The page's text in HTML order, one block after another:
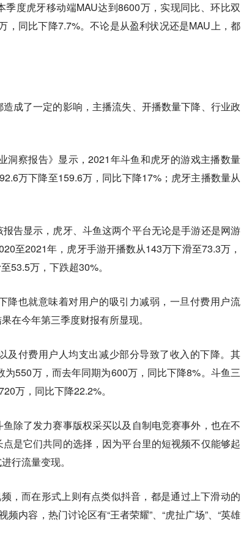
度虎牙移动端MAU达到8600万，实现同比、环比双
，同比下降7.7%。不论是从盈利状况还是MAU上，都
成了一定的影响，主播流失、开播数量下降、行业政
洞察报告》显示，2021年斗鱼和虎牙的游戏主播数量
万下降至159.6万，同比下降17%；虎牙主播数量从
告显示，虎牙、斗鱼这两个平台无论是手游还是网游
至2021年，虎牙手游开播数从143万下滑至73.3万，
53.5万，下跌超30%。
降也就意味着对用户的吸引力减弱，一旦付费用户流
在今年第三季度财报有所显现。
及付费用户人均支出减少部分导致了收入的下降。其
550万，而去年同期为600万，同比下降8%。斗鱼三
万，同比下降22.2%。
除了发力赛事版权采买以及自制电竞赛事外，也在不
是它们共同的选择，因为平台里的短视频不仅能够起
行流量变现。
，而在形式上则有点类似抖音，都是通过上下滑动的
内容，热门讨论区有“王者荣耀”、“虎扯广场”、“英雄